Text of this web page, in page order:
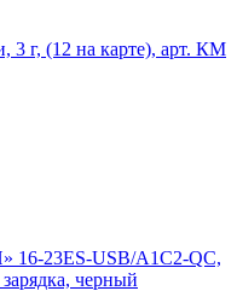
г, (12 на карте), арт. КМ
16-23ES-USB/A1C2-QC,
черный